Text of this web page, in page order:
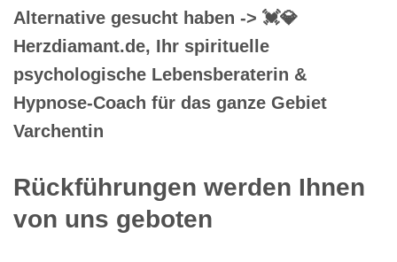
Alternative gesucht haben -> 💓️💎
Herzdiamant.de, Ihr spirituelle
psychologische Lebensberaterin &
Hypnose-Coach für das ganze Gebiet
Varchentin
Rückführungen werden Ihnen
von uns geboten